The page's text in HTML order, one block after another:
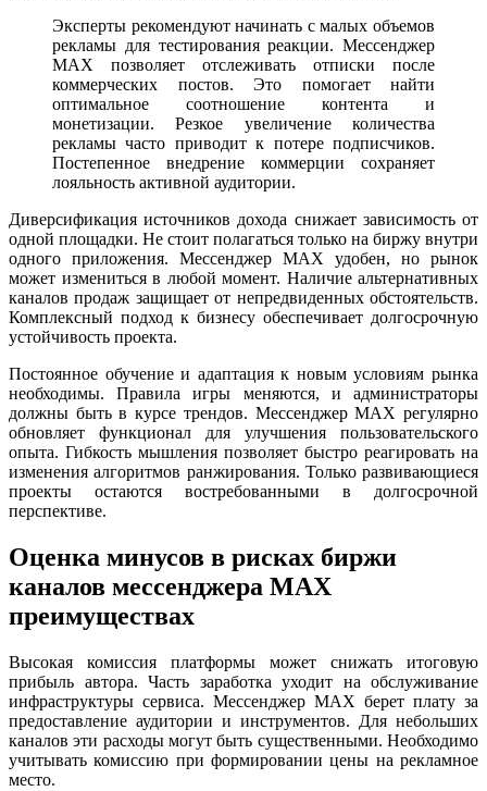
Эксперты рекомендуют начинать с малых объемов
рекламы для тестирования реакции. Мессенджер
MAX позволяет отслеживать отписки после
коммерческих постов. Это помогает найти
оптимальное соотношение контента и
монетизации. Резкое увеличение количества
рекламы часто приводит к потере подписчиков.
Постепенное внедрение коммерции сохраняет
лояльность активной аудитории.
Диверсификация источников дохода снижает зависимость от
одной площадки. Не стоит полагаться только на биржу внутри
одного приложения. Мессенджер MAX удобен, но рынок
может измениться в любой момент. Наличие альтернативных
каналов продаж защищает от непредвиденных обстоятельств.
Комплексный подход к бизнесу обеспечивает долгосрочную
устойчивость проекта.
Постоянное обучение и адаптация к новым условиям рынка
необходимы. Правила игры меняются, и администраторы
должны быть в курсе трендов. Мессенджер MAX регулярно
обновляет функционал для улучшения пользовательского
опыта. Гибкость мышления позволяет быстро реагировать на
изменения алгоритмов ранжирования. Только развивающиеся
проекты остаются востребованными в долгосрочной
перспективе.
Оценка минусов в рисках биржи
каналов мессенджера MAX
преимуществах
Высокая комиссия платформы может снижать итоговую
прибыль автора. Часть заработка уходит на обслуживание
инфраструктуры сервиса. Мессенджер MAX берет плату за
предоставление аудитории и инструментов. Для небольших
каналов эти расходы могут быть существенными. Необходимо
учитывать комиссию при формировании цены на рекламное
место.